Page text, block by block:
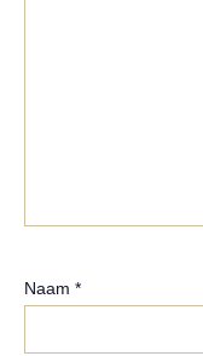
Naam *